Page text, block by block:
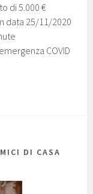
di 5.000 €
data 25/11/2020
COVID
DI CASA